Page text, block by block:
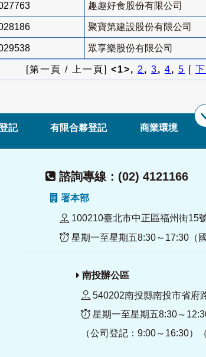
趣趣好食股份有限公司
聚寶第建設股份有限公司
眾享樂股份有限公司
[第一頁 / 上一頁] <1>, 2, 3, 4, 5 [
記 有限合夥登記 商業環境
諮詢專線：(02) 4121166
署本部
100210臺北市中正區福州街15
星期一至星期五8:30～17:30（
南投辦公區
540202南投縣南投市省府
星期一至星期五8:30～
（公司登記：9:00～16:30）